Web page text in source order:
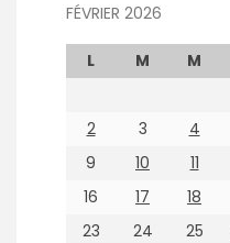
FÉVRIER 2026
L M M
2
3 4
9
10 11
16
17 18
23
24 25